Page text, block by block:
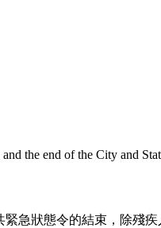
the end of the City and
急狀態令的結束，除殘